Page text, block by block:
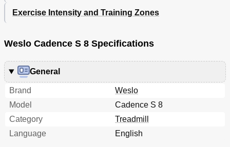
Exercise Intensity and Training Zones
Weslo Cadence S 8 Specifications
General
Brand
Weslo
Model
Cadence S 8
Category
Treadmill
Language
English